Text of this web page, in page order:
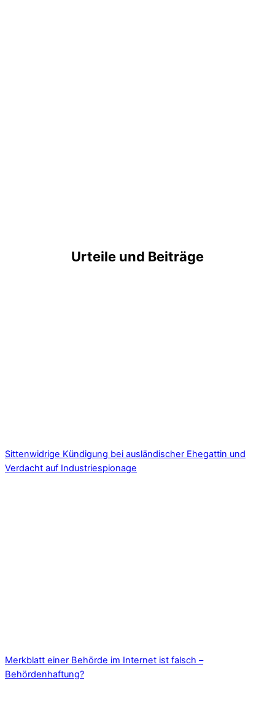
Urteile und Beiträge
Sittenwidrige Kündigung bei ausländischer Ehegattin und
Verdacht auf Industriespionage
Merkblatt einer Behörde im Internet ist falsch –
Behördenhaftung?